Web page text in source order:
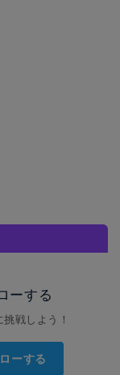
ーする
戦しよう！
ーする